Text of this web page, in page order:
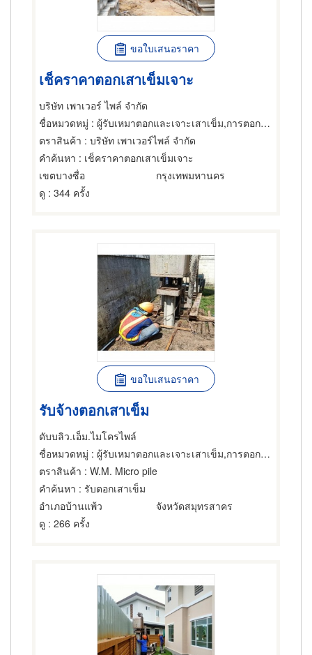
ขอใบเสนอราคา
เช็คราคาตอกเสาเข็มเจาะ
บริษัท เพาเวอร์ ไพล์ จำกัด
ชื่อหมวดหมู่ : ผู้รับเหมาตอกและเจาะเสาเข็ม,การตอกเสาเข็ม,ผู้รับเหมาตอกและเจาะเสาเข็ม
ตราสินค้า : บริษัท เพาเวอร์ไพล์ จำกัด
คำค้นหา : เช็คราคาตอกเสาเข็มเจาะ
เขตบางซื่อ
กรุงเทพมหานคร
ดู : 344 ครั้ง
ขอใบเสนอราคา
รับจ้างตอกเสาเข็ม
ดับบลิว.เอ็ม.ไมโครไพล์
ชื่อหมวดหมู่ : ผู้รับเหมาตอกและเจาะเสาเข็ม,การตอกเสาเข็ม,การตอกเสาเข็ม
ตราสินค้า : W.M. Micro pile
คำค้นหา : รับตอกเสาเข็ม
อำเภอบ้านแพ้ว
จังหวัดสมุทรสาคร
ดู : 266 ครั้ง